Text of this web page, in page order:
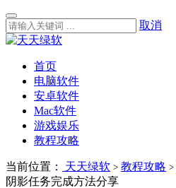
取消
首页
电脑软件
安卓软件
Mac软件
游戏娱乐
教程攻略
当前位置： 天天绿软 > 教程攻略 >
阴影任务完成方法分享